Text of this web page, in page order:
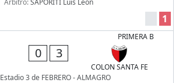
1
PRIMERA B
0 3
COLON SANTA FE
Estadio 3 de FEBRERO - ALMAGRO